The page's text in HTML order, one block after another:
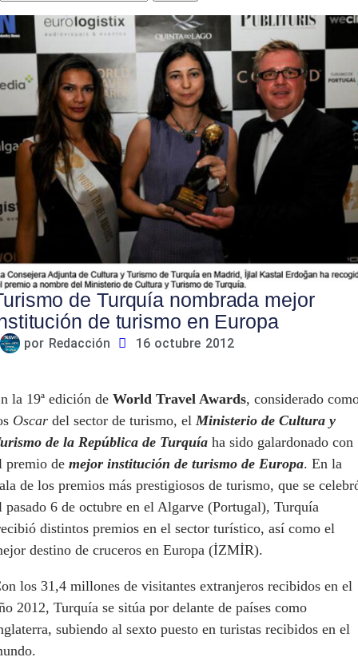
de Turquía nombrada mejor
de turismo en Europa
por Redacción 16 octubre 2012
la 19ª edición de World Travel Awards, considerado
Oscar del sector de turismo, elMinisterio de Cultura y
de la República de Turquía ha sido galardonado con
premio de mejor institución de turismo de Europa. En la
de los premios más prestigiosos de turismo, que se
pasado 6 de octubre en el Algarve (Portugal), Turquía
distintos premios en el sector turístico, así como el
destino de cruceros en Europa (İZMİR).
los 31,4 millones de visitantes extranjeros recibidos en el
2012, Turquía se sitúa por delante de países como
subiendo al sexto puesto en turistas recibidos en el